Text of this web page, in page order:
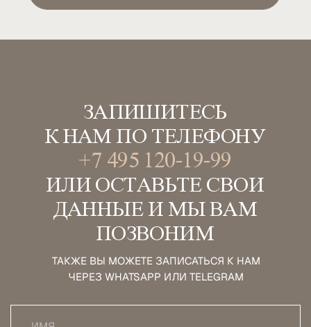
ПАЦИЕНТАМ
УСЛУГИ
СПЕЦИАЛИСТЫ
ГАЛЕРЕЯ РАБОТ
ПАРТНЕРЫ
КОНТАКТЫ
СОЦСЕТИ
ВКОНТАКТЕ
ПРАВОВЫЕ